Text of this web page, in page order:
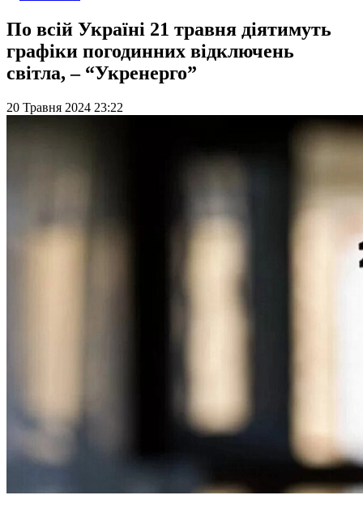
По всій Україні 21 травня діятимуть
графіки погодинних відключень
світла, – “Укренерго”
20 Травня 2024 23:22